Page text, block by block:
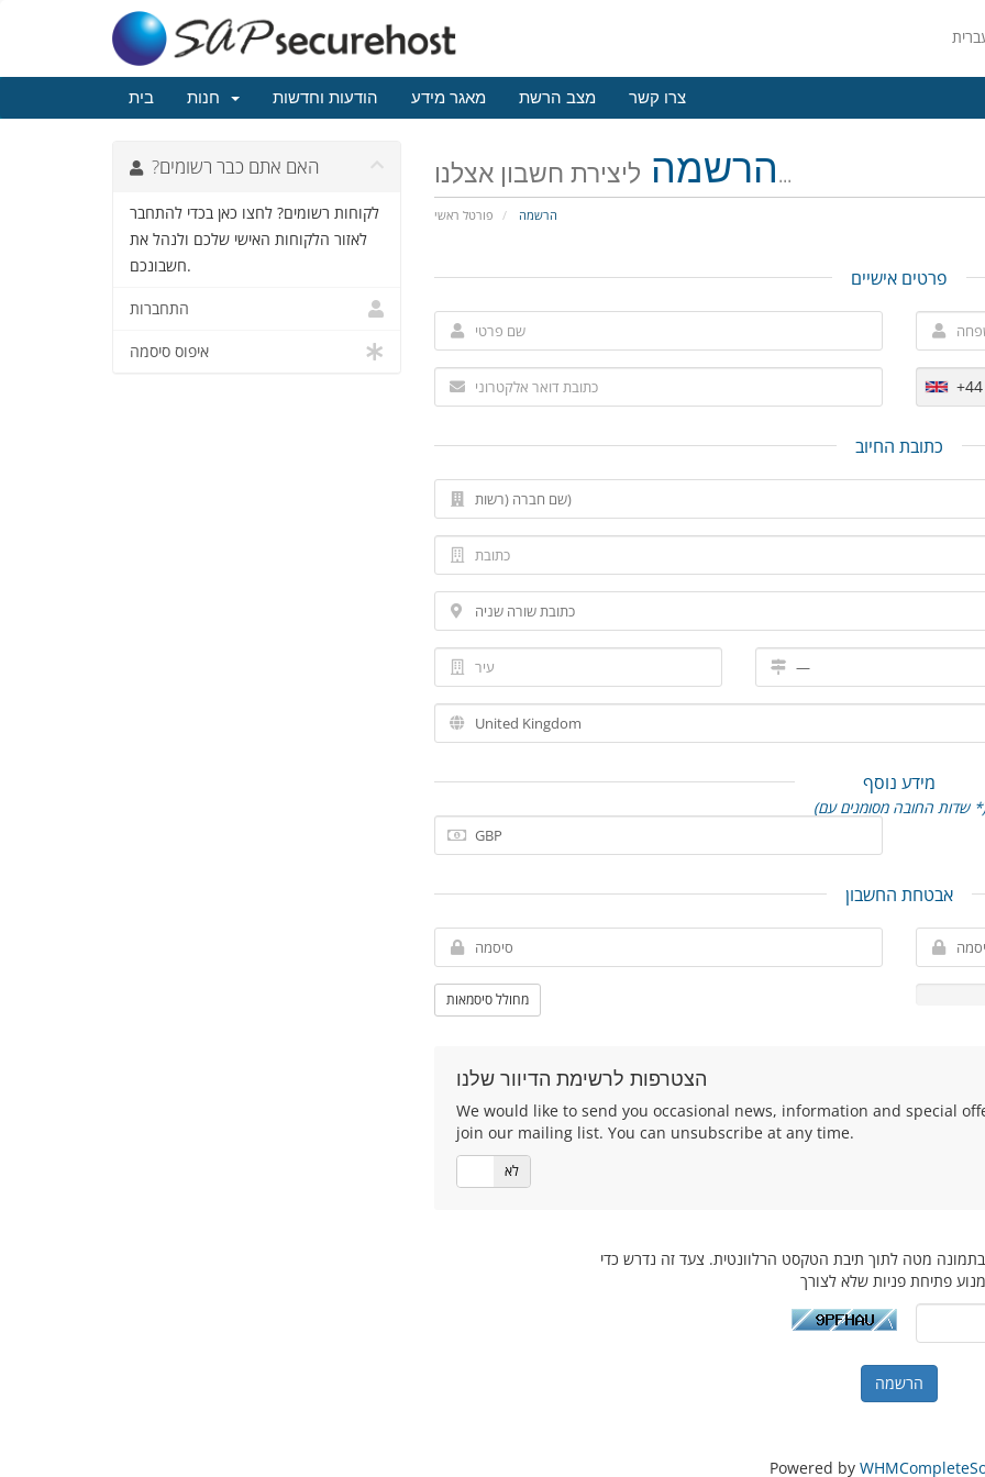
בית הודעות וחדשות מאגר מידע מצב הרשת צרו קשר
הרשמהליצירת חשבון אצלנו...
פורטל ראשי הרשמה
?האם אתם כבר רשומים
לקוחות רשומים? לחצו כאן בכדי להתחבר
לאזור הלקוחות האישי שלכם ולנהל את
חשבונכם.
התחברות
איפוס סיסמה
פרטים אישיים
+44
כתובת החיוב
מידע נוסף
(שדות החובה מסומנים עם *)
אבטחת החשבון
מחולל סיסמאות
הצטרפות לרשימת הדיוור שלנו
We would like to send you occasional news, information and special
join our mailing list. You can unsubscribe at any time.
לא
מטה לתוך תיבת הטקסט הרלוונטית. צעד זה נדרש כדי
Powered by